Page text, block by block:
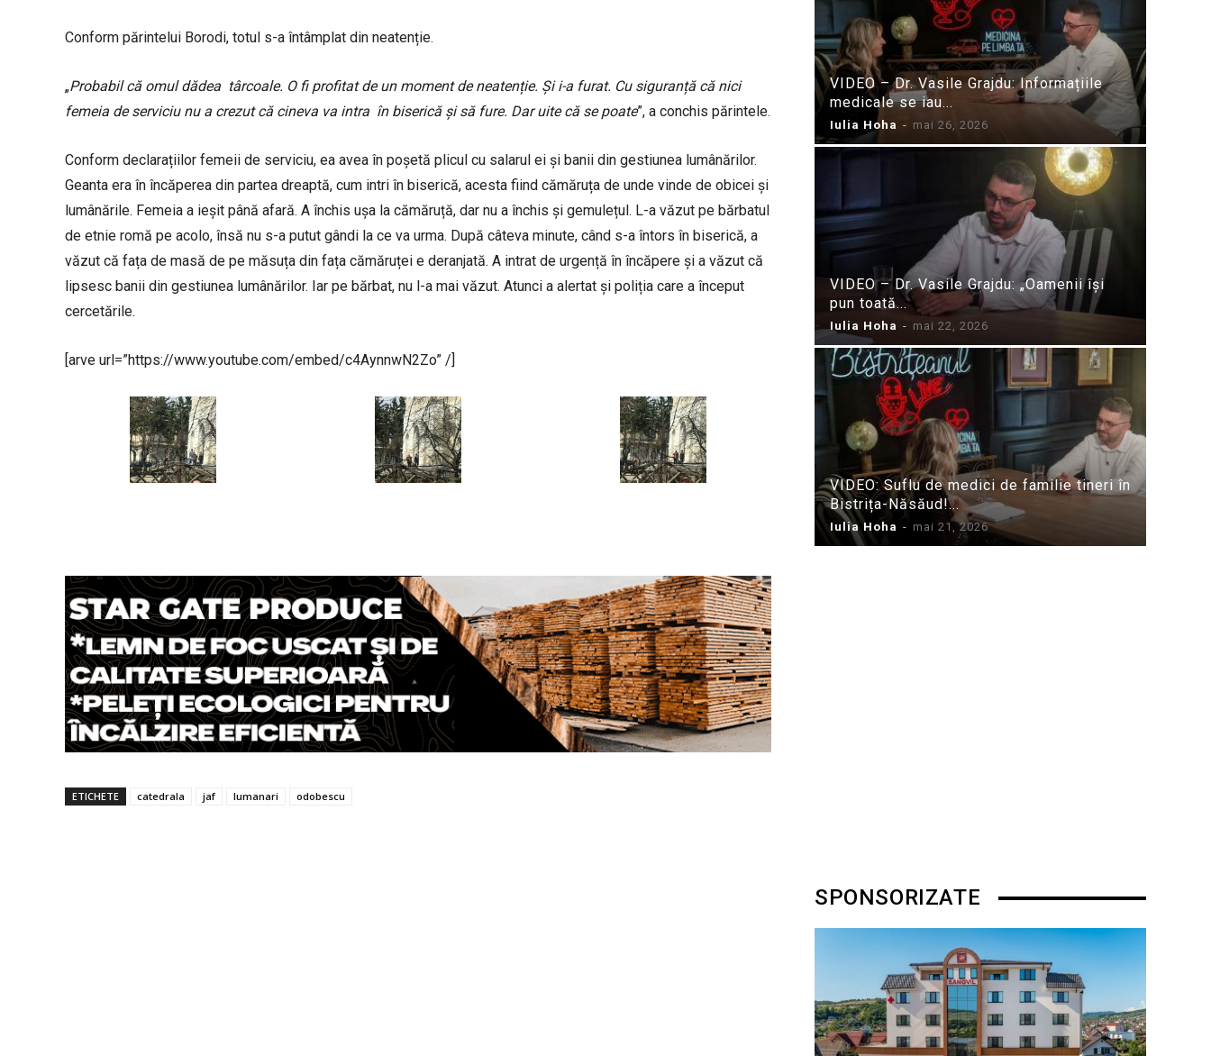
Conform părintelui Borodi, totul s-a întâmplat din neatenție.
„Probabil că omul dădea târcoale. O fi profitat de un moment de neatenție. Și i-a furat. Cu siguranță că nici
femeia de serviciu nu a crezut că cineva va intra în biserică și să fure. Dar uite că se poate”, a conchis părintele.
Conform declarațiilor femeii de serviciu, ea avea în poșetă plicul cu salarul ei și banii din gestiunea lumânărilor.
Geanta era în încăperea din partea dreaptă, cum intri în biserică, acesta fiind cămăruța de unde vinde de obicei și
lumânările. Femeia a ieșit până afară. A închis ușa la cămăruță, dar nu a închis și gemulețul. L-a văzut pe bărbatul
de etnie romă pe acolo, însă nu s-a putut gândi la ce va urma. După câteva minute, când s-a întors în biserică, a
văzut că fața de masă de pe măsuța din fața cămăruței e deranjată. A intrat de urgență în încăpere și a văzut că
lipsesc banii din gestiunea lumânărilor. Iar pe bărbat, nu l-a mai văzut. Atunci a alertat și poliția care a început
cercetările.
[arve url=”https://www.youtube.com/embed/c4AynnwN2Zo” /]
ETICHETE catedrala jaf lumanari odobescu
VIDEO – Dr. Vasile Grajdu: Informațiile
medicale se iau...
Iulia Hoha - mai 26, 2026
VIDEO – Dr. Vasile Grajdu: „Oamenii își
pun toată...
Iulia Hoha - mai 22, 2026
VIDEO: Suflu de medici de familie tineri în
Bistrița-Năsăud!...
Iulia Hoha - mai 21, 2026
SPONSORIZATE